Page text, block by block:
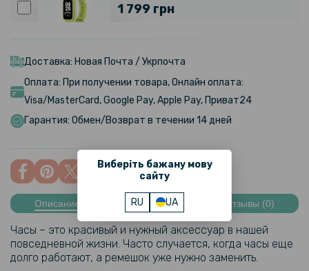
Виберіть бажану мову
сайту
RU UA
1 799 грн
Фитнес – браслет Xiaomi Smart Band 9 Active BHR08L1GL
1 799 грн
Фитнес – браслет Xiaomi Smart Band 9 Active BHR08L3GL
161 грн
189 грн
Чехол с защитным стеклом Protective Cover with Glass для Xiaomi
169 грн
Доставка: Новая Почта / Укрпочта
Оплата: При получении товара, Онлайн оплата:
Visa/MasterCard, Google Pay, Apple Pay, Приват24
Гарантия: Обмен/Возврат в течении 14 дней
Описание Характеристики Отзывы (0)
Часы – это красивый и нужный аксессуар в нашей
повседневной жизни. Часто случается, когда часы еще
долго работают, а ремешок уже нужно заменить.